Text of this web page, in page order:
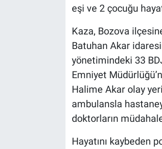
eşi ve 2 çocuğu
Kaza, Bozova
Batuhan Akar
yönetimindeki 33
Emniyet
Halime Akar olay
ambulansla
doktorların
Hayatını kaybeden